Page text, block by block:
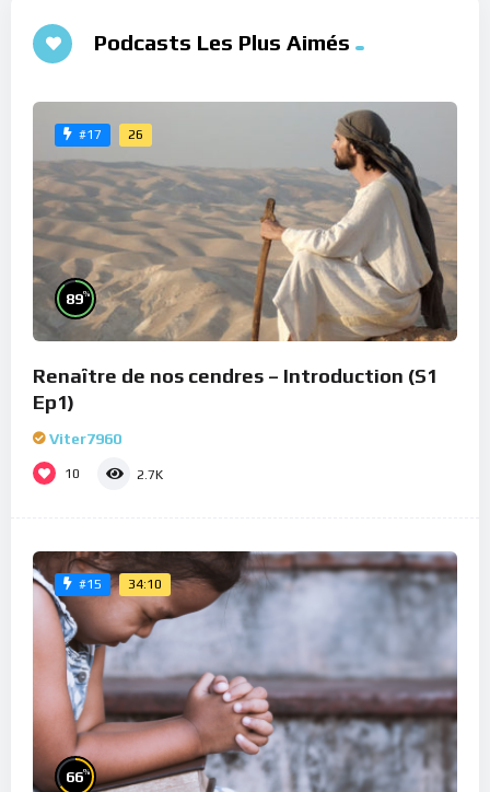
Podcasts Les Plus Aimés
#17 26
89%
Renaître de nos cendres – Introduction (S1
Ep1)
Viter7960
10 2.7K
#15 34:10
66%